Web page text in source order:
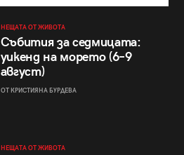
НЕЩАТА ОТ ЖИВОТА
Събития за седмицата:
уикенд на морето (6–9
август)
ОТ КРИСТИЯНА БУРДЕВА
НЕЩАТА ОТ ЖИВОТА